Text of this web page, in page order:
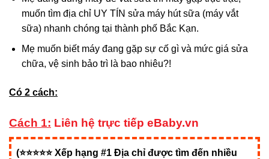
muốn tìm địa chỉ UY TÍN sửa máy hút sữa (máy vắt
sữa) nhanh chóng tại thành phố Bắc Kạn.
Mẹ muốn biết máy đang gặp sự cố gì và mức giá sửa
chữa, vệ sinh bảo trì là bao nhiêu?!
Có 2 cách:
Cách 1: Liên hệ trực tiếp eBaby.vn
(⭐⭐⭐⭐⭐ Xếp hạng #1 Địa chỉ được tìm đến nhiều